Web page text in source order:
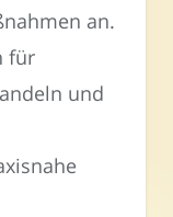
an.
für
und